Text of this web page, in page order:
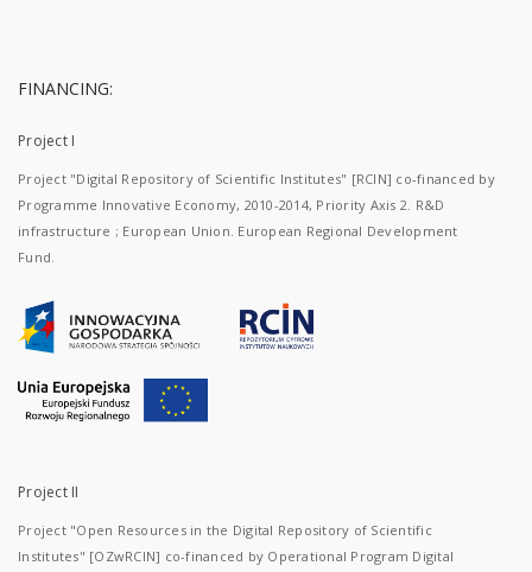
FINANCING:
Project I
Project "Digital Repository of Scientific Institutes" [RCIN] co-financed by
Programme Innovative Economy, 2010-2014, Priority Axis 2. R&D
infrastructure ; European Union. European Regional Development
Fund.
Project II
Project "Open Resources in the Digital Repository of Scientific
Institutes" [OZwRCIN] co-financed by Operational Program Digital